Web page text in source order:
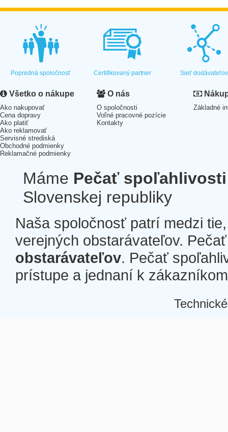
Popredná spoločnosť Certifikovaný partner Sieť dodávateľov
Všetko o nákupe
Ako nakupovať
Cena dopravy
Ako platiť
Ako reklamovať
Servisné strediská
Obchodné podmienky
Reklamačné podmienky
O nás
O spoločnosti
Voľné pracovné pozície
Kontakty
Základné
Máme Pečať spoľahlivosti
Slovenskej republiky
Naša spoločnosť patrí medzi
verejných obstarávateľov.
obstarávateľov. Pečať
prístupe a jednaní k